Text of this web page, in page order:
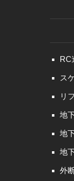
RC
ス
リ
地
地
地
外